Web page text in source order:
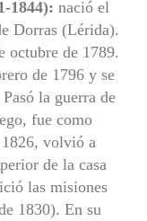
1844): nació el
Dorras (Lérida).
octubre de 1789.
de 1796 y se
la guerra de
fue como
volvió a
de la casa
las misiones
1830). En su